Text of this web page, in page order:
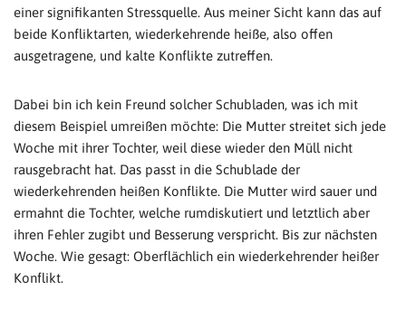
einer signifikanten Stressquelle. Aus meiner Sicht kann das auf
beide Konfliktarten, wiederkehrende heiße, also offen
ausgetragene, und kalte Konflikte zutreffen.
Dabei bin ich kein Freund solcher Schubladen, was ich mit
diesem Beispiel umreißen möchte: Die Mutter streitet sich jede
Woche mit ihrer Tochter, weil diese wieder den Müll nicht
rausgebracht hat. Das passt in die Schublade der
wiederkehrenden heißen Konflikte. Die Mutter wird sauer und
ermahnt die Tochter, welche rumdiskutiert und letztlich aber
ihren Fehler zugibt und Besserung verspricht. Bis zur nächsten
Woche. Wie gesagt: Oberflächlich ein wiederkehrender heißer
Konflikt.